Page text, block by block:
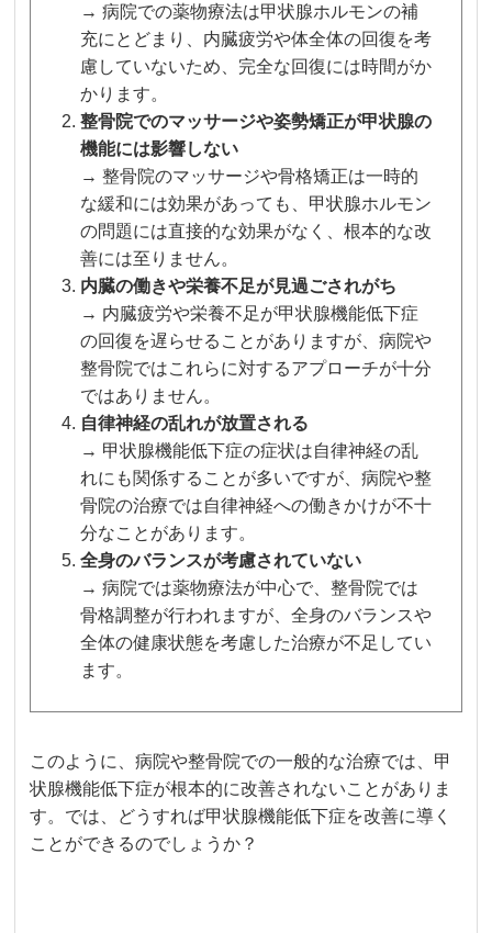
→ 病院での薬物療法は甲状腺ホルモンの補
充にとどまり、内臓疲労や体全体の回復を考
慮していないため、完全な回復には時間がか
かります。
整骨院でのマッサージや姿勢矯正が甲状腺の
機能には影響しない
→ 整骨院のマッサージや骨格矯正は一時的
な緩和には効果があっても、甲状腺ホルモン
の問題には直接的な効果がなく、根本的な改
善には至りません。
内臓の働きや栄養不足が見過ごされがち
→ 内臓疲労や栄養不足が甲状腺機能低下症
の回復を遅らせることがありますが、病院や
整骨院ではこれらに対するアプローチが十分
ではありません。
自律神経の乱れが放置される
→ 甲状腺機能低下症の症状は自律神経の乱
れにも関係することが多いですが、病院や整
骨院の治療では自律神経への働きかけが不十
分なことがあります。
全身のバランスが考慮されていない
→ 病院では薬物療法が中心で、整骨院では
骨格調整が行われますが、全身のバランスや
全体の健康状態を考慮した治療が不足してい
ます。
このように、病院や整骨院での一般的な治療では、甲
状腺機能低下症が根本的に改善されないことがありま
す。では、どうすれば甲状腺機能低下症を改善に導く
ことができるのでしょうか？